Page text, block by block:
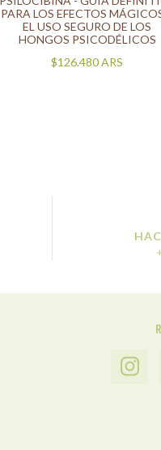
PARA LOS EFECTOS
EL USO SEGURO DE LOS
HONGOS PSICODÉLICOS
$126.480ARS